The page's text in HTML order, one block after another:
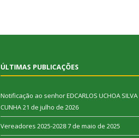
ÚLTIMAS PUBLICAÇÕES
Notificação ao senhor EDCARLOS UCHOA SILVA
CUNHA21 de julho de 2026
Vereadores 2025-20287 de maio de 2025